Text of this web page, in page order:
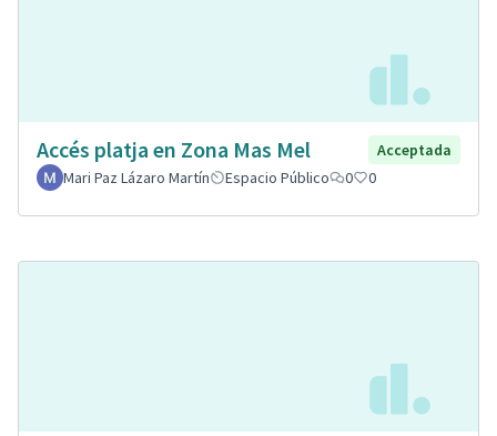
Accés platja en Zona Mas Mel
Acceptada
Mari Paz Lázaro Martín
Espacio Público 0 0